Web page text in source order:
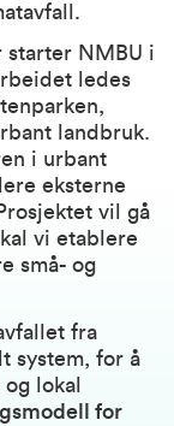
starter NMBU i
ledes
,
landbruk.
i urbant
eksterne
vil gå
vi etablere
små- og
fra
system, for å
lokal
for